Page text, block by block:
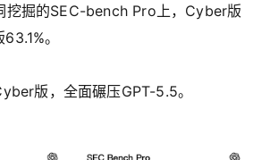
挖掘的SEC-bench Pro上，Cyber版
。
版，全面碾压GPT-5.5。